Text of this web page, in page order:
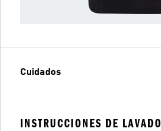
Cuidados
INSTRUCCIONES DE LAVADO